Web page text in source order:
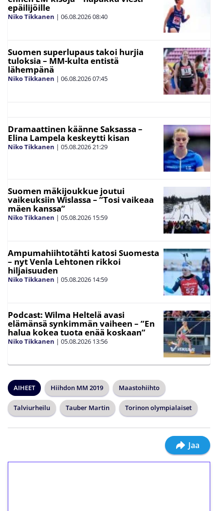
epäilijöille
Niko Tikkanen | 06.08.202608:40
Suomen superlupaus takoi hurjia
tuloksia – MM-kulta entistä
lähempänä
Niko Tikkanen | 06.08.202607:45
Dramaattinen käänne Saksassa –
Elina Lampela keskeytti kisan
Niko Tikkanen | 05.08.202621:29
Suomen mäkijoukkue joutui
vaikeuksiin Wislassa – ”Tosi vaikeaa
mäen kanssa”
Niko Tikkanen | 05.08.2026 15:59
Ampumahiihtotähti katosi Suomesta
– nyt Venla Lehtonen rikkoi
hiljaisuuden
Niko Tikkanen | 05.08.2026 14:59
Podcast: Wilma Heltelä avasi
elämänsä synkimmän vaiheen – ”En
halua kokea tuota enää koskaan”
Niko Tikkanen | 05.08.2026 13:56
AIHEET Hiihdon MM 2019 Maastohiihto
Talviurheilu Tauber Martin Torinon olympialaiset
Jaa